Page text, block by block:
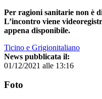
Per ragioni sanitarie non è
L’incontro viene
appena disponibile.
Ticino e Grigionitaliano
News pubblicata il:
01/12/2021 alle 13:16
Foto